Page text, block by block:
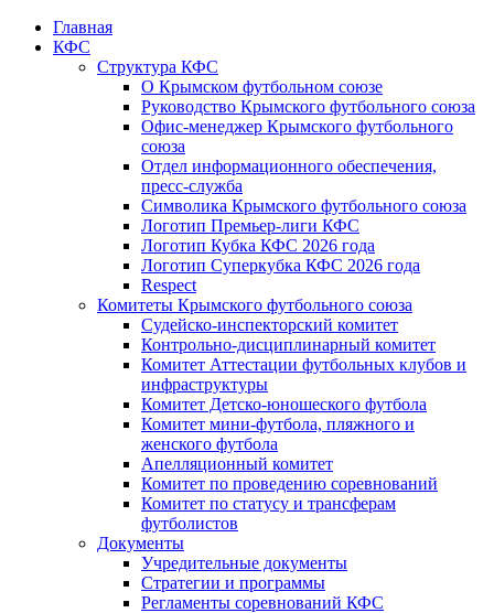
Главная
КФС
Структура КФС
О Крымском футбольном союзе
Руководство Крымского футбольного союза
Офис-менеджер Крымского футбольного
союза
Отдел информационного обеспечения,
пресс-служба
Символика Крымского футбольного союза
Логотип Премьер-лиги КФС
Логотип Кубка КФС 2026 года
Логотип Суперкубка КФС 2026 года
Respect
Комитеты Крымского футбольного союза
Судейско-инспекторский комитет
Контрольно-дисциплинарный комитет
Комитет Аттестации футбольных клубов и
инфраструктуры
Комитет Детско-юношеского футбола
Комитет мини-футбола, пляжного и
женского футбола
Апелляционный комитет
Комитет по проведению соревнований
Комитет по статусу и трансферам
футболистов
Документы
Учредительные документы
Стратегии и программы
Регламенты соревнований КФС